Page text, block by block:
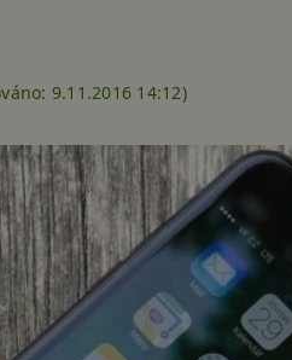
9.11.2016 14:12)